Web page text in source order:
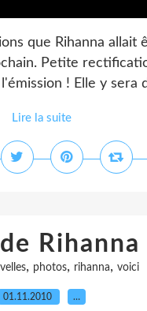
que Rihanna allait
Petite
! Elle y sera
Lire la suite
, photos, rihanna, voici
01.11.2010 …